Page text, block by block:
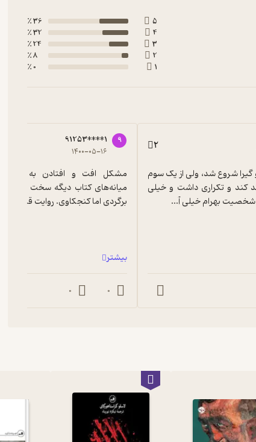
5
36 ٪
4
32 ٪
3
24 ٪
2
8 ٪
1
0 ٪
2
9
91253****1
۱۴۰۰-۰۵-۱۶
برگردی اما کنجکاوی. روایت قابل درکه
بیشتر
0
0